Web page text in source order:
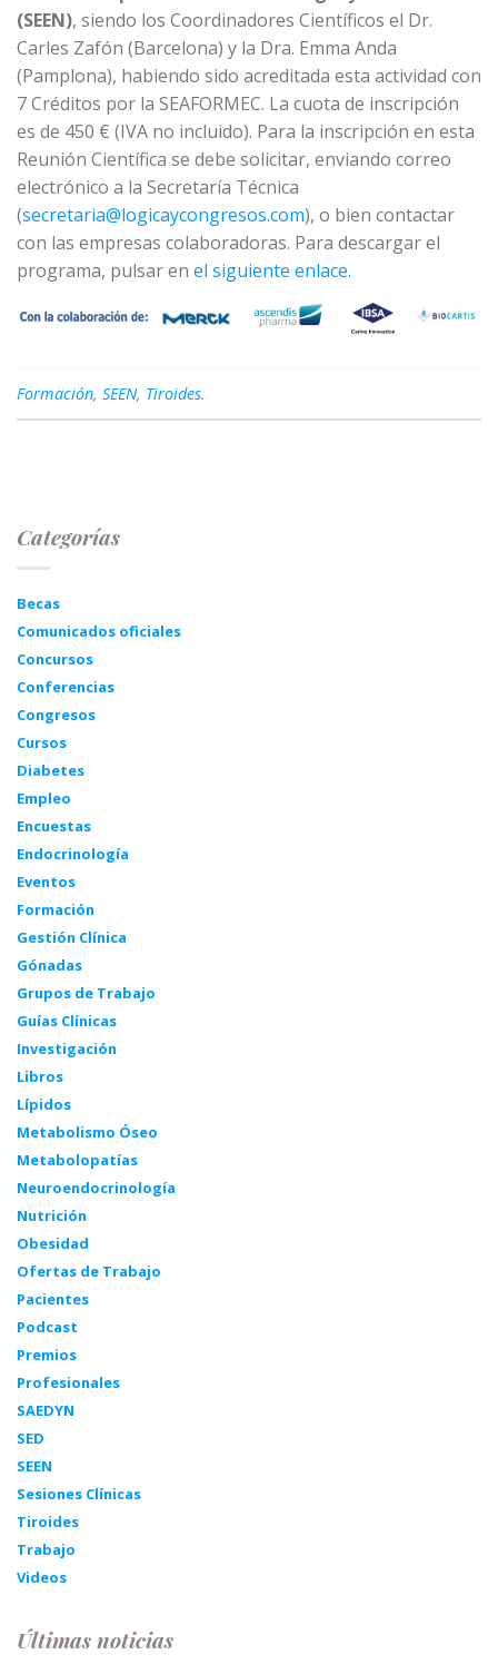
(SEEN), siendo los Coordinadores Científicos el Dr.
Carles Zafón (Barcelona) y la Dra. Emma Anda
(Pamplona), habiendo sido acreditada esta actividad con
7 Créditos por la SEAFORMEC. La cuota de inscripción
es de 450 € (IVA no incluido). Para la inscripción en esta
Reunión Científica se debe solicitar, enviando correo
electrónico a la Secretaría Técnica
(secretaria@logicaycongresos.com), o bien contactar
con las empresas colaboradoras. Para descargar el
programa, pulsar en el siguiente enlace.
Formación, SEEN, Tiroides.
Categorías
Becas
Comunicados oficiales
Concursos
Conferencias
Congresos
Cursos
Diabetes
Empleo
Encuestas
Endocrinología
Eventos
Formación
Gestión Clínica
Gónadas
Grupos de Trabajo
Guías Clínicas
Investigación
Libros
Lípidos
Metabolismo Óseo
Metabolopatías
Neuroendocrinología
Nutrición
Obesidad
Ofertas de Trabajo
Pacientes
Podcast
Premios
Profesionales
SAEDYN
SED
SEEN
Sesiones Clínicas
Tiroides
Trabajo
Videos
Últimas noticias